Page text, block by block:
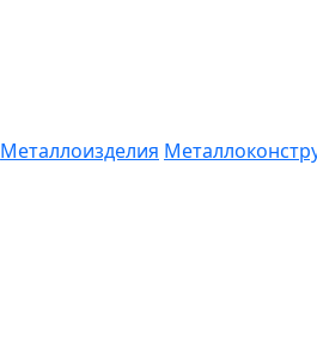
Металлоизделия